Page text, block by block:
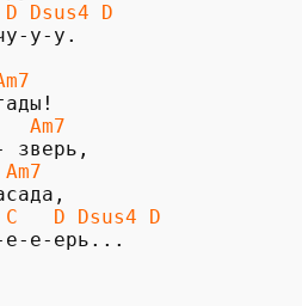
D
у-у.
D Dsus4 D
е-е-ерь...